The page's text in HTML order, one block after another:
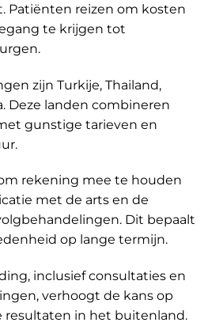
Patiënten reizen om kosten
te krijgen tot
zijn Turkije, Thailand,
Deze landen combineren
gunstige tarieven en
rekening mee te houden
met de arts en de
Dit bepaalt
op lange termijn.
inclusief consultaties en
verhoogt de kans op
resultaten in het buitenland.